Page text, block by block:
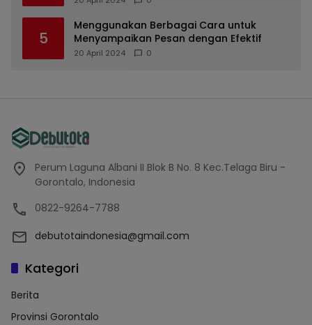
5
Menggunakan Berbagai Cara untuk
Menyampaikan Pesan dengan Efektif
20 April 2024 0
Perum Laguna Albani II Blok B No. 8 Kec.Telaga Biru -
Gorontalo, Indonesia
0822-9264-7788
debutotaindonesia@gmail.com
Kategori
Berita
Provinsi Gorontalo